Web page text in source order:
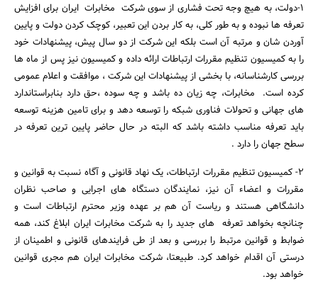
1-دولت، به هیچ وجه تحت فشاری از سوی شرکت مخابرات ایران برای افزایش
تعرفه ها نبوده و به طور کلی، به کار بردن این تعبیر، کوچک کردن دولت و پایین
آوردن شان و مرتبه آن است بلکه این شرکت از دو سال پیش، پیشنهادات خود
را به کمیسیون تنظیم مقررات ارتباطات ارائه داده و کمیسیون نیز پس از ماه ها
بررسی کارشناسانه، با بخشی از پیشنهادات این شرکت ، موافقت و اعلام عمومی
کرده است. مخابرات، چه زیان ده باشد و چه سوده ،حق دارد بنابراستاندارد
های جهانی و تحولات فناوری شبکه را توسعه دهد و برای تامین هزینه توسعه
باید تعرفه مناسب داشته باشد که البته در حال حاضر پایین ترین تعرفه در
سطح جهان را دارد .
2- کمیسیون تنظیم مقررات ارتباطات، یک نهاد قانونی و آگاه نسبت به قوانین و
مقررات و اعضاء آن نیز، نمایندگان دستگاه های اجرایی و صاحب نظران
دانشگاهی هستند و ریاست آن هم بر عهده وزیر محترم ارتباطات است و
چنانچه بخواهد تعرفه های جدید را به شرکت مخابرات ایران ابلاغ کند، همه
ضوابط و قوانین مرتبط را بررسی و بعد از طی فرایندهای قانونی و اطمینان از
درستی آن اقدام خواهد کرد. طبیعتا، شرکت مخابرات ایران هم مجری قوانین
خواهد بود.